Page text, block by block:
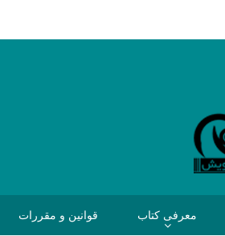
بسیار کمتر از هزینه هایی است که فردا برای
معرفی کتاب قوانین و مقررات